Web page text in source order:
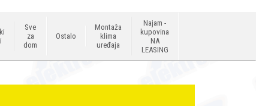
Sve
za
dom
Ostalo
Montaža
klima
uređaja
Najam -
kupovina
NA
LEASING